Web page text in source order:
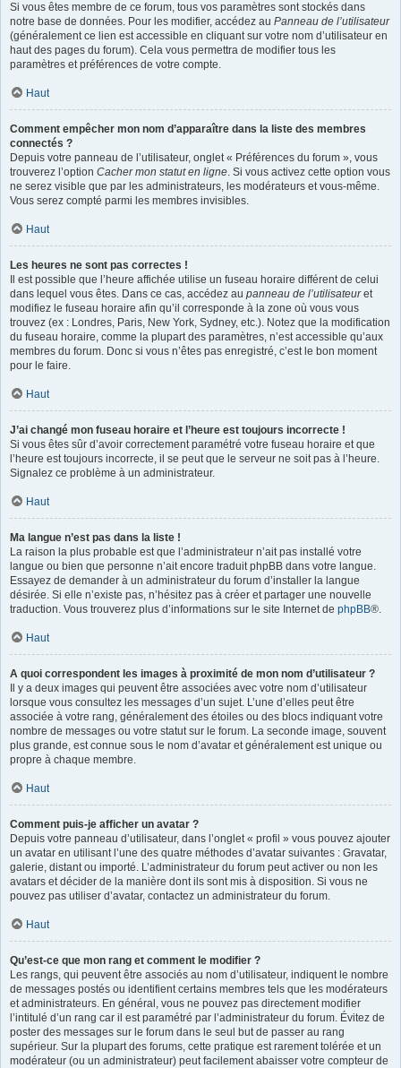
Si vous êtes membre de ce forum, tous vos paramètres sont stockés dans
notre base de données. Pour les modifier, accédez au Panneau de l’utilisateur
(généralement ce lien est accessible en cliquant sur votre nom d’utilisateur en
haut des pages du forum). Cela vous permettra de modifier tous les
paramètres et préférences de votre compte.
Haut
Comment empêcher mon nom d’apparaître dans la liste des membres
connectés ?
Depuis votre panneau de l’utilisateur, onglet « Préférences du forum », vous
trouverez l’option Cacher mon statut en ligne. Si vous activez cette option vous
ne serez visible que par les administrateurs, les modérateurs et vous-même.
Vous serez compté parmi les membres invisibles.
Haut
Les heures ne sont pas correctes !
Il est possible que l’heure affichée utilise un fuseau horaire différent de celui
dans lequel vous êtes. Dans ce cas, accédez au panneau de l’utilisateuret
modifiez le fuseau horaire afin qu’il corresponde à la zone où vous vous
trouvez (ex : Londres, Paris, New York, Sydney, etc.). Notez que la modification
du fuseau horaire, comme la plupart des paramètres, n’est accessible qu’aux
membres du forum. Donc si vous n’êtes pas enregistré, c’est le bon moment
pour le faire.
Haut
J’ai changé mon fuseau horaire et l’heure est toujours incorrecte !
Si vous êtes sûr d’avoir correctement paramétré votre fuseau horaire et que
l’heure est toujours incorrecte, il se peut que le serveur ne soit pas à l’heure.
Signalez ce problème à un administrateur.
Haut
Ma langue n’est pas dans la liste !
La raison la plus probable est que l’administrateur n’ait pas installé votre
langue ou bien que personne n’ait encore traduit phpBB dans votre langue.
Essayez de demander à un administrateur du forum d’installer la langue
désirée. Si elle n’existe pas, n’hésitez pas à créer et partager une nouvelle
traduction. Vous trouverez plus d’informations sur le site Internet de phpBB®.
Haut
A quoi correspondent les images à proximité de mon nom d’utilisateur ?
Il y a deux images qui peuvent être associées avec votre nom d’utilisateur
lorsque vous consultez les messages d’un sujet. L’une d’elles peut être
associée à votre rang, généralement des étoiles ou des blocs indiquant votre
nombre de messages ou votre statut sur le forum. La seconde image, souvent
plus grande, est connue sous le nom d’avatar et généralement est unique ou
propre à chaque membre.
Haut
Comment puis-je afficher un avatar ?
Depuis votre panneau d’utilisateur, dans l’onglet « profil » vous pouvez ajouter
un avatar en utilisant l’une des quatre méthodes d’avatar suivantes : Gravatar,
galerie, distant ou importé. L’administrateur du forum peut activer ou non les
avatars et décider de la manière dont ils sont mis à disposition. Si vous ne
pouvez pas utiliser d’avatar, contactez un administrateur du forum.
Haut
Qu’est-ce que mon rang et comment le modifier ?
Les rangs, qui peuvent être associés au nom d’utilisateur, indiquent le nombre
de messages postés ou identifient certains membres tels que les modérateurs
et administrateurs. En général, vous ne pouvez pas directement modifier
l’intitulé d’un rang car il est paramétré par l’administrateur du forum. Évitez de
poster des messages sur le forum dans le seul but de passer au rang
supérieur. Sur la plupart des forums, cette pratique est rarement tolérée et un
modérateur (ou un administrateur) peut facilement abaisser votre compteur de